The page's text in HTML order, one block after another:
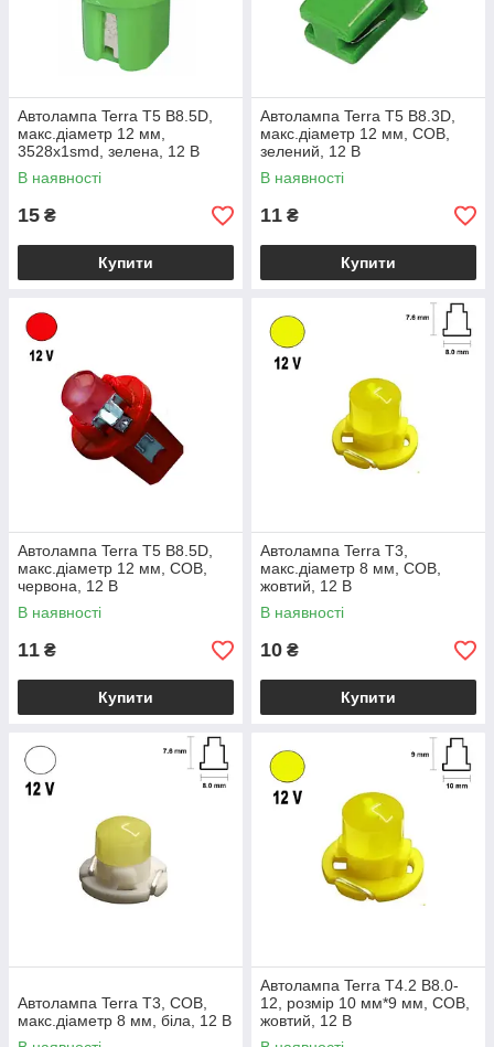
Автолампа Terra T5 B8.5D,
макс.діаметр 12 мм,
3528х1smd, зелена, 12 В
В наявності
15 ₴
Купити
Автолампа Terra T5 B8.3D,
макс.діаметр 12 мм, COB,
зелений, 12 В
В наявності
11 ₴
Купити
Автолампа Terra T5 B8.5D,
макс.діаметр 12 мм, COB,
червона, 12 В
В наявності
11 ₴
Купити
Автолампа Terra T3,
макс.діаметр 8 мм, COB,
жовтий, 12 В
В наявності
10 ₴
Купити
Автолампа Terra T3, COB,
макс.діаметр 8 мм, біла, 12 В
Автолампа Terra T4.2 B8.0-
12, розмір 10 мм*9 мм, COB,
жовтий, 12 В